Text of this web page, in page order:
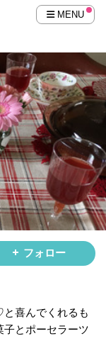
MENU
フォロー
喜んでくれるも
とポーセラーツ